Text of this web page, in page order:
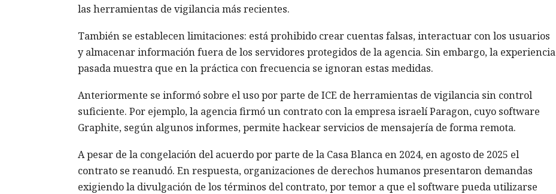
las herramientas de vigilancia más recientes.
También se establecen limitaciones: está prohibido crear cuentas falsas, interactuar con los usuarios
y almacenar información fuera de los servidores protegidos de la agencia. Sin embargo, la experiencia
pasada muestra que en la práctica con frecuencia se ignoran estas medidas.
Anteriormente se informó sobre el uso por parte de ICE de herramientas de vigilancia sin control
suficiente. Por ejemplo, la agencia firmó un contrato con la empresa israelí Paragon, cuyo software
Graphite, según algunos informes, permite hackear servicios de mensajería de forma remota.
A pesar de la congelación del acuerdo por parte de la Casa Blanca en 2024, en agosto de 2025 el
contrato se reanudó. En respuesta, organizaciones de derechos humanos presentaron demandas
exigiendo la divulgación de los términos del contrato, por temor a que el software pueda utilizarse